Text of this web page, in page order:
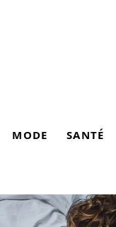
MODE SANTÉ